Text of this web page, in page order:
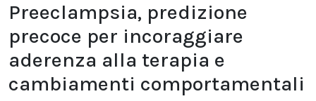
Preeclampsia, predizione
precoce per incoraggiare
aderenza alla terapia e
cambiamenti comportamentali